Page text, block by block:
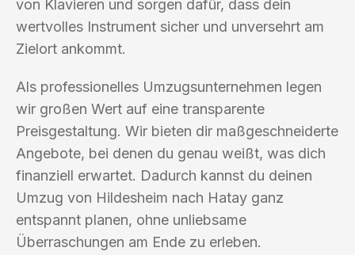
von Klavieren und sorgen dafür, dass dein
wertvolles Instrument sicher und unversehrt am
Zielort ankommt.
Als professionelles Umzugsunternehmen legen
wir großen Wert auf eine transparente
Preisgestaltung. Wir bieten dir maßgeschneiderte
Angebote, bei denen du genau weißt, was dich
finanziell erwartet. Dadurch kannst du deinen
Umzug von Hildesheim nach Hatay ganz
entspannt planen, ohne unliebsame
Überraschungen am Ende zu erleben.